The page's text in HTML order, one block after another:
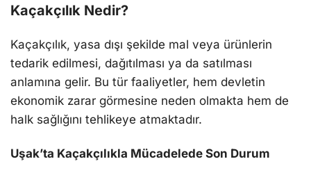
Kaçakçılık Nedir?
Kaçakçılık, yasa dışı şekilde mal veya ürünlerin
tedarik edilmesi, dağıtılması ya da satılması
anlamına gelir. Bu tür faaliyetler, hem devletin
ekonomik zarar görmesine neden olmakta hem de
halk sağlığını tehlikeye atmaktadır.
Uşak’ta Kaçakçılıkla Mücadelede Son Durum